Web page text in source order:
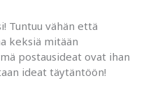
Tuntuu vähän että
keksiä mitään
postausideat ovat ihan
ideat täytäntöön!